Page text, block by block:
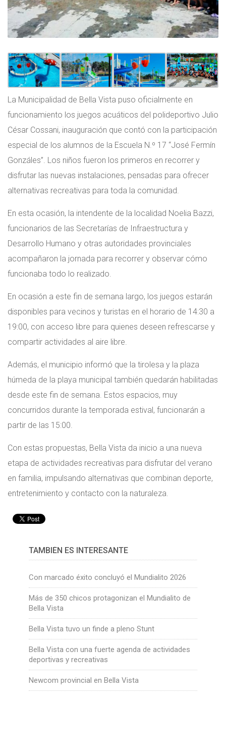
La Municipalidad de Bella Vista puso oficialmente en
funcionamiento los juegos acuáticos del polideportivo Julio
César Cossani, inauguración que contó con la participación
especial de los alumnos de la Escuela N.º 17 “José Fermín
Gonzáles”. Los niños fueron los primeros en recorrer y
disfrutar las nuevas instalaciones, pensadas para ofrecer
alternativas recreativas para toda la comunidad.
En esta ocasión, la intendente de la localidad Noelia Bazzi,
funcionarios de las Secretarías de Infraestructura y
Desarrollo Humano y otras autoridades provinciales
acompañaron la jornada para recorrer y observar cómo
funcionaba todo lo realizado.
En ocasión a este fin de semana largo, los juegos estarán
disponibles para vecinos y turistas en el horario de 14:30 a
19:00, con acceso libre para quienes deseen refrescarse y
compartir actividades al aire libre.
Además, el municipio informó que la tirolesa y la plaza
húmeda de la playa municipal también quedarán habilitadas
desde este fin de semana. Estos espacios, muy
concurridos durante la temporada estival, funcionarán a
partir de las 15:00.
Con estas propuestas, Bella Vista da inicio a una nueva
etapa de actividades recreativas para disfrutar del verano
en familia, impulsando alternativas que combinan deporte,
entretenimiento y contacto con la naturaleza.
TAMBIÉN ES INTERESANTE
Con marcado éxito concluyó el Mundialito 2026
Más de 350 chicos protagonizan el Mundialito de
Bella Vista
Bella Vista tuvo un finde a pleno Stunt
Bella Vista con una fuerte agenda de actividades
deportivas y recreativas
Newcom provincial en Bella Vista